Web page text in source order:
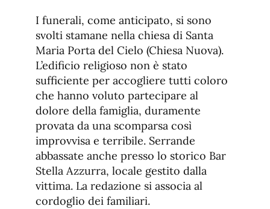
I funerali, come anticipato, si sono
svolti stamane nella chiesa di Santa
Maria Porta del Cielo (Chiesa Nuova).
L’edificio religioso non è stato
sufficiente per accogliere tutti coloro
che hanno voluto partecipare al
dolore della famiglia, duramente
provata da una scomparsa così
improvvisa e terribile. Serrande
abbassate anche presso lo storico Bar
Stella Azzurra, locale gestito dalla
vittima. La redazione si associa al
cordoglio dei familiari.